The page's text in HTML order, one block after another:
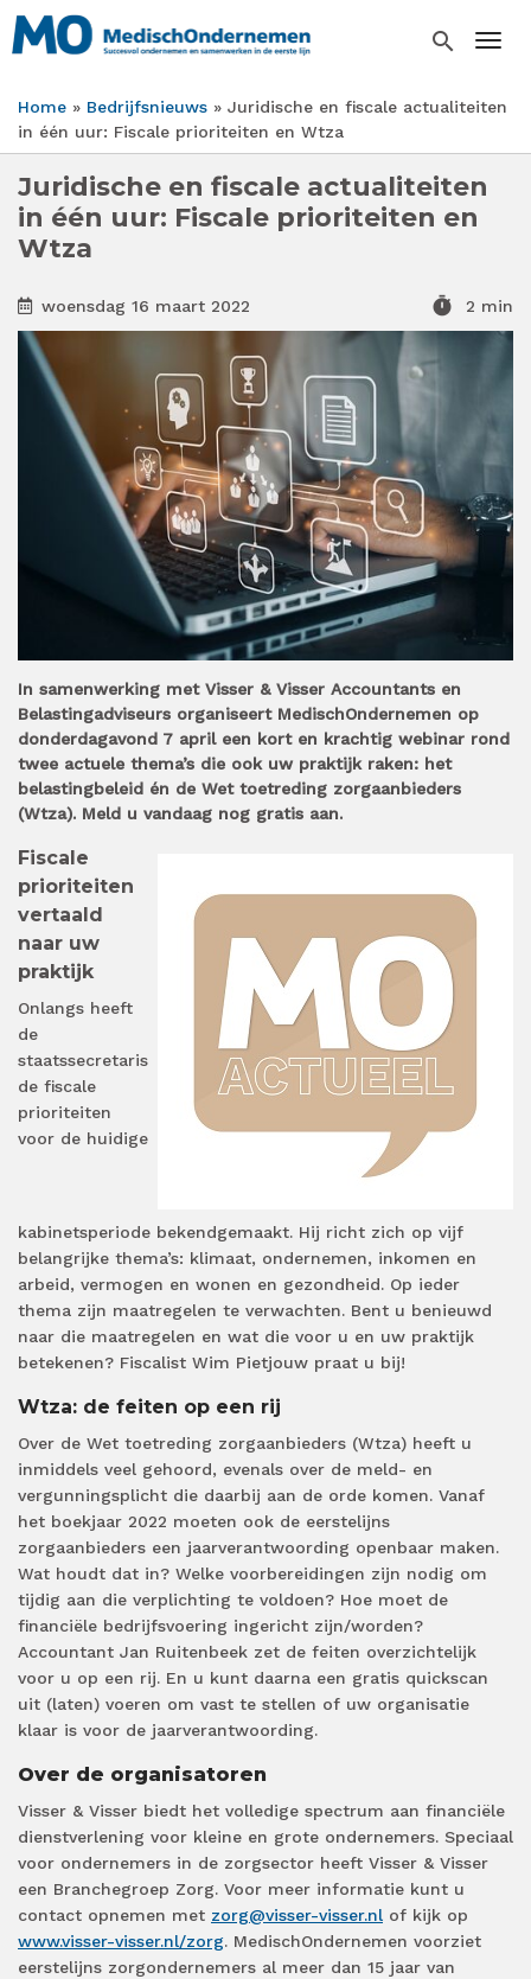
Overslaan
en
inhoud
gaan
search
Kruimelpad
Home Bedrijfsnieuws
Juridische en fiscale actualiteiten
in één uur: Fiscale prioriteiten en Wtza
Juridische en fiscale actualiteiten
in één uur: Fiscale prioriteiten en
Wtza
woensdag 16 maart 2022 timer 2 min
In samenwerking met Visser & Visser Accountants en
Belastingadviseurs organiseert MedischOndernemen op
donderdagavond 7 april een kort en krachtig webinar rond
twee actuele thema’s die ook uw praktijk raken: het
belastingbeleid én de Wet toetreding zorgaanbieders
(Wtza). Meld u vandaag nog gratis aan.
Fiscale
prioriteiten
vertaald
naar uw
praktijk
Onlangs heeft
de
staatssecretaris
de fiscale
prioriteiten
voor de huidige
kabinetsperiode bekendgemaakt. Hij richt zich op vijf
belangrijke thema’s: klimaat, ondernemen, inkomen en
arbeid, vermogen en wonen en gezondheid. Op ieder
thema zijn maatregelen te verwachten. Bent u benieuwd
naar die maatregelen en wat die voor u en uw praktijk
betekenen? Fiscalist Wim Pietjouw praat u bij!
Wtza: de feiten op een rij
Over de Wet toetreding zorgaanbieders (Wtza) heeft u
inmiddels veel gehoord, evenals over de meld- en
vergunningsplicht die daarbij aan de orde komen. Vanaf
het boekjaar 2022 moeten ook de eerstelijns
zorgaanbieders een jaarverantwoording openbaar maken.
Wat houdt dat in? Welke voorbereidingen zijn nodig om
tijdig aan die verplichting te voldoen? Hoe moet de
financiële bedrijfsvoering ingericht zijn/worden?
Accountant Jan Ruitenbeek zet de feiten overzichtelijk
voor u op een rij. En u kunt daarna een gratis quickscan
uit (laten) voeren om vast te stellen of uw organisatie
klaar is voor de jaarverantwoording.
Over de organisatoren
Visser & Visser biedt het volledige spectrum aan financiële
dienstverlening voor kleine en grote ondernemers. Speciaal
voor ondernemers in de zorgsector heeft Visser & Visser
een Branchegroep Zorg. Voor meer informatie kunt u
contact opnemen met zorg@visser-visser.nl of kijk op
www.visser-visser.nl/zorg. MedischOndernemen voorziet
eerstelijns zorgondernemers al meer dan 15 jaar van